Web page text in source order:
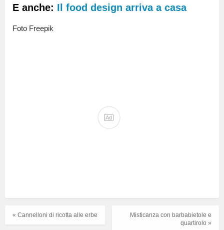
E anche: Il food design arriva a casa
Foto Freepik
Ad
Misticanza con barbabietole e
quartirolo »
« Cannelloni di ricotta alle erbe